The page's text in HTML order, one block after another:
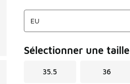
Sélectionner une taille
35.5 36